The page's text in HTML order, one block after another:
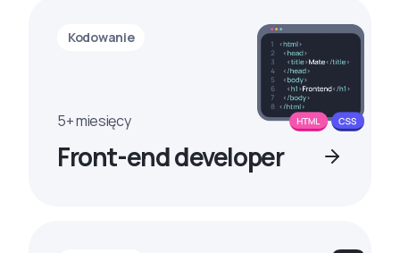
Kodowanie
5+ miesięcy
Front-end developer